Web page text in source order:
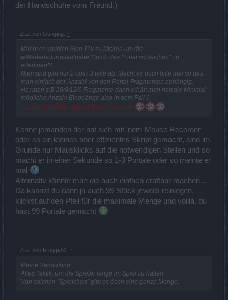
der Handschuhe vom Freund.)
Zitat von Gunging: ↑
Macht es wirklich Sinn 11x zu klicken um die
wWederholungsaufgabe"Durch das Portal schleichen" zu
erledigen!?
Niemand gibt nur 2 oder 3 teile ab. Macht es doch bitte mal so das
man einfach der Anzahl von den Portal-Fragmenten abhängig.
Hat man z.B 10/8/12/6 Fragmente dann erhält man halt die Minimal
mögliche Anzahl Eingeänge also in dem Fall 6
ALLES ANDERE NERVT EINFACH NUR
Kenne jemanden der hat sich mit 'nem Mouse Recorder
oder so ein kleines aber effizientes Skript gemacht, sind im
Grunde nur Mausklicks auf die notwendigen Stellen und so
macht er in einer Sekunde so 1-3 Portale oder so meinte er
mal
Alternativ könnte man die auch einfach craftbar machen...
Da kannst du dann ja auch 99 Stück jeweils reinlegen,
klickst auf den Pfeil für die maximale Menge und voillá, du
hast 99 Portale gemacht
Zitat von Froggy52: ↑
Meine Vermutung:
Alles Taktik, um die Spieler lange im Spiel zu halten.
Von solchen "Spielchen" gibt es doch eine ganze Menge.